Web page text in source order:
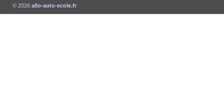
© 2026 allo-auto-ecole.fr